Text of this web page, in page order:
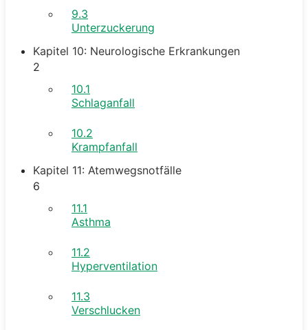
9.3
Unterzuckerung
Kapitel 10: Neurologische Erkrankungen
2
10.1
Schlaganfall
10.2
Krampfanfall
Kapitel 11: Atemwegsnotfälle
6
11.1
Asthma
11.2
Hyperventilation
11.3
Verschlucken